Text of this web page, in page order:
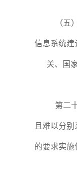
（五
信息系统建
关、国
第二
且难以分
的要求实